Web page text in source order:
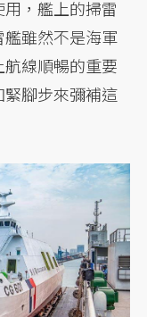
，艦上的掃雷
雖然不是海軍
線順暢的重要
腳步來彌補這